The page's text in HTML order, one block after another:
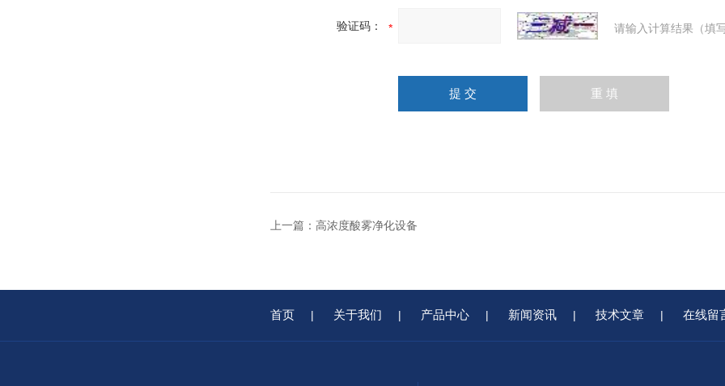
验证码： 请输入计算结果（填
上一篇： 高浓度酸雾净化设备
首页 | 关于我们 | 产品中心 | 新闻资讯 | 技术文章 | 在线留